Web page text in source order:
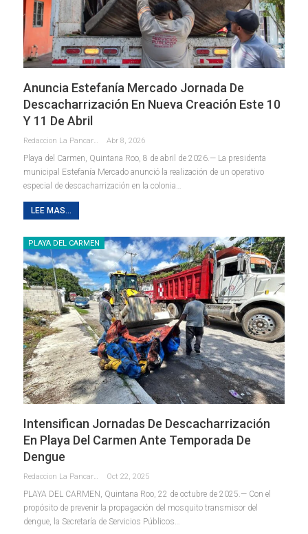
Anuncia Estefanía Mercado Jornada De
Descacharrización En Nueva Creación Este 10
Y 11 De Abril
Redaccion La Pancarta De Quintana Roo Abr 8, 2026
Playa del Carmen, Quintana Roo, 8 de abril de 2026.— La presidenta
municipal Estefanía Mercado anunció la realización de un operativo
especial de descacharrización en la colonia…
LEE MAS...
PLAYA DEL CARMEN
Intensifican Jornadas De Descacharrización
En Playa Del Carmen Ante Temporada De
Dengue
Redaccion La Pancarta De Quintana Roo Oct 22, 2025
PLAYA DEL CARMEN, Quintana Roo, 22 de octubre de 2025.— Con el
propósito de prevenir la propagación del mosquito transmisor del
dengue, la Secretaría de Servicios Públicos…